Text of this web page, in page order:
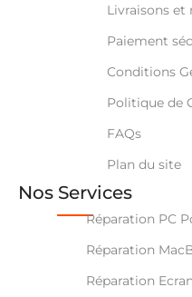
Livraisons et
Paiement
Conditions
Politique de
FAQs
Plan du site
Nos Services
Réparation PC
Réparation
Réparation